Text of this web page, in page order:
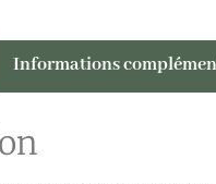
Informations